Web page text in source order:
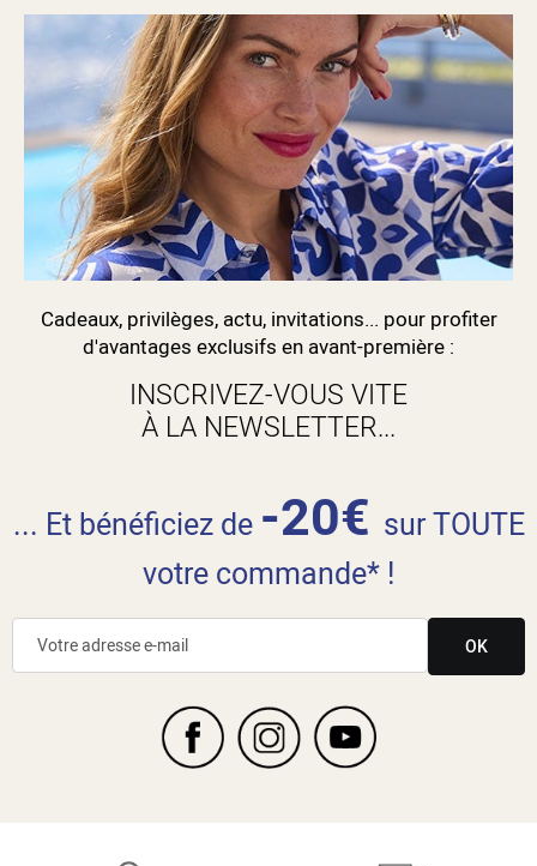
Cadeaux, privilèges, actu, invitations... pour profiter
d'avantages exclusifs en avant-première :
INSCRIVEZ-VOUS VITE
À LA NEWSLETTER...
... Et bénéficiez de -20€ sur TOUTE
votre commande* !
OK